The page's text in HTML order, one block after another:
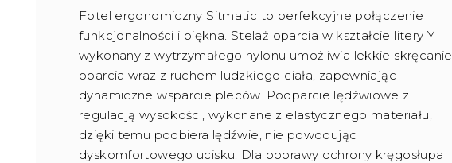
Fotel ergonomiczny Sitmatic to perfekcyjne połączenie
funkcjonalności i piękna. Stelaż oparcia w kształcie litery Y
wykonany z wytrzymałego nylonu umożliwia lekkie skręcanie
oparcia wraz z ruchem ludzkiego ciała, zapewniając
dynamiczne wsparcie pleców. Podparcie lędźwiowe z
regulacją wysokości, wykonane z elastycznego materiału,
dzięki temu podbiera lędźwie, nie powodując
dyskomfortowego ucisku. Dla poprawy ochrony kręgosłupa